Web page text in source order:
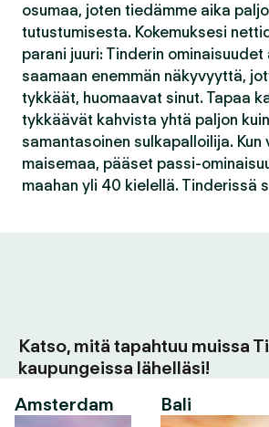
osumaa, joten tiedämme aika
tutustumisesta. Kokemuksesi
parani juuri: Tinderin
saamaan enemmän näkyvyyttä,
tykkäät, huomaavat sinut. Tapaa
tykkäävät kahvista yhtä paljon
samantasoinen sulkapalloilija. Kun
maisemaa, pääset passi-
maahan yli 40 kielellä. Tinderissä
Katso, mitä tapahtuu muissa
kaupungeissa lähelläsi!
Amsterdam
Bali